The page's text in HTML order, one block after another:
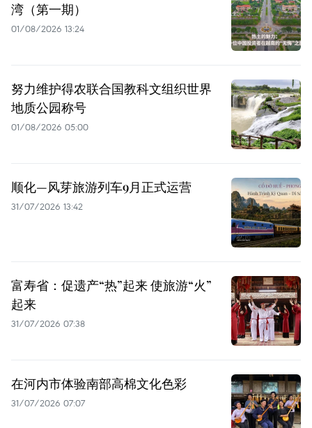
湾（第一期）
01/08/2026 13:24
努力维护得农联合国教科文组织世界
地质公园称号
01/08/2026 05:00
顺化—风芽旅游列车9月正式运营
31/07/2026 13:42
富寿省：促遗产“热”起来 使旅游“火”
起来
31/07/2026 07:38
在河内市体验南部高棉文化色彩
31/07/2026 07:07